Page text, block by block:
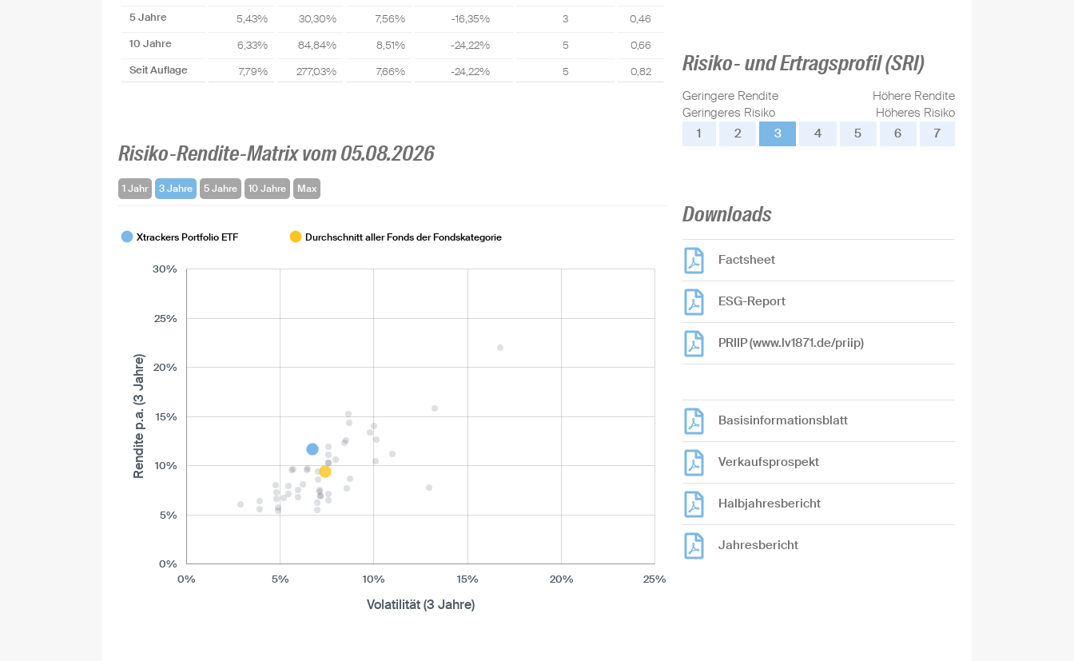
5 Jahre
5,43% 30,30% 7,56% -16,35% 3
0,46
10 Jahre
6,33% 84,84% 8,51% -24,22% 5
0,66
Seit Auflage
7,79% 277,03% 7,66% -24,22% 5 0,82
Risiko-Rendite-Matrix vom 05.08.2026
1 Jahr 3 Jahre 5 Jahre 10 Jahre Max
Xtrackers Portfolio ETF Durchschnitt aller Fonds der Fondskategorie
0% 5% 10% 15% 20% 25%
Volatilität (3 Jahre)
0%
5%
10%
15%
20%
25%
30%
Rendite p.a. (3 Jahre)
Risiko- und Ertragsprofil (SRI)
Geringere Rendite
Geringeres Risiko
Höhere Rendite
Höheres Risiko
1
2 3 4 5 6 7
Downloads
Factsheet
ESG-Report
PRIIP (www.lv1871.de/priip)
Basisinformationsblatt
Verkaufsprospekt
Halbjahresbericht
Jahresbericht